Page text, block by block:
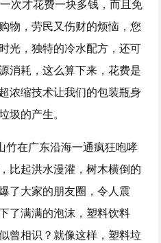
次才花费一块多钱，而且免
物，劳民又伤财的烦恼，您
光，独特的冷水配方，还可
消耗，这么算下来，花费是
浓缩技术让我们的包装瓶身
圾的产生。
竹在广东沿海一通疯狂咆哮
比起洪水漫灌，树木横倒的
了大家的朋友圈，令人震
了满满的泡沫，塑料饮料
曾相识？就像这样，塑料垃